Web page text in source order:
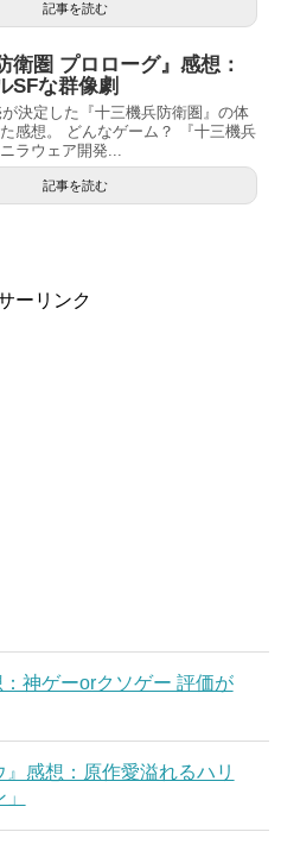
記事を読む
衛圏 プロローグ』感想：
SFな群像劇
決定した『十三機兵防衛圏』の体
感想。 どんなゲーム？ 『十三機兵
ラウェア開発...
記事を読む
ーリンク
神ゲーorクソゲー 評価が
』感想：原作愛溢れるハリ